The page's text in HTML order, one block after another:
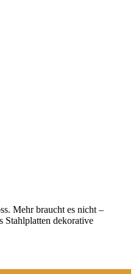
Mehr braucht es nicht –
Stahlplatten dekorative